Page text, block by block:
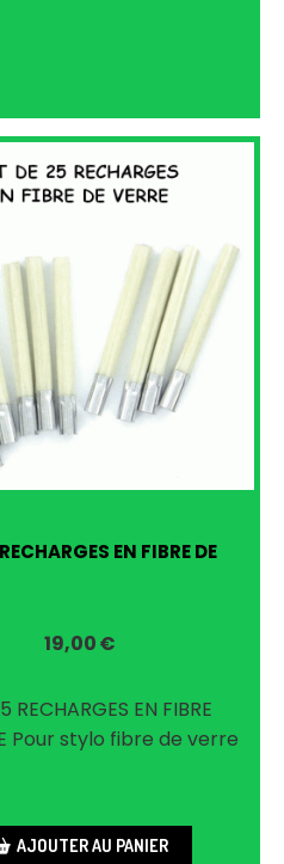
EN FIBRE DE
19,00€
RECHARGES EN FIBRE
Pour stylo fibre de verre
AJOUTER AU PANIER